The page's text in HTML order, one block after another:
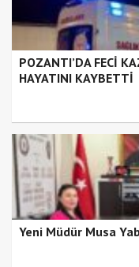
POZANTI’DA FECİ
HAYATINI KAYBETTİ
Yeni Müdür Musa